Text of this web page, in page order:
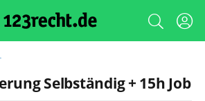
Selbständig + 15h Job